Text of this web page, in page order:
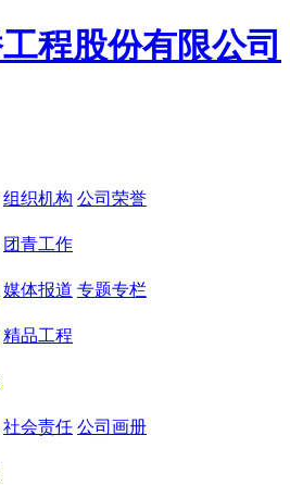
组织机构 公司荣誉
团青工作
媒体报道 专题专栏
精品工程
社会责任 公司画册